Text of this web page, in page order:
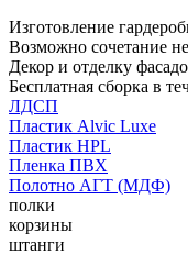
Изготовление
Возможно сочетание
Декор и отделку
Бесплатная сборка в
ЛДСП
Пластик Alvic Luxe
Пластик HPL
Пленка ПВХ
Полотно АГТ (МДФ)
полки
корзины
штанги